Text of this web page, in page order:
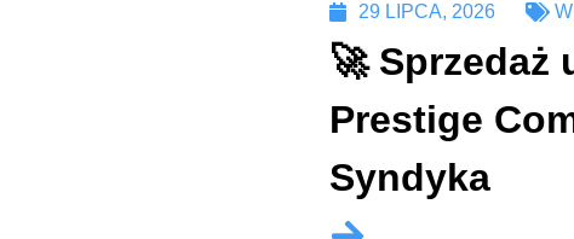
29 LIPCA, 2026
🚀 Sprzedaż
Prestige
Syndyka